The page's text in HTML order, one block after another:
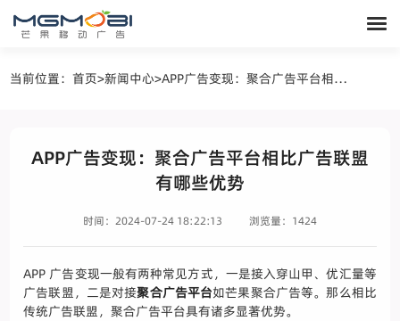
当前位置：首页>新闻中心> APP广告变现：聚合广告平台相比广告联盟有哪些优势
APP广告变现：聚合广告平台相比广告联盟
有哪些优势
时间：2024-07-24 18:22:13 浏览量：1424
APP 广告变现一般有两种常见方式，一是接入穿山甲、优汇量等
广告联盟，二是对接聚合广告平台如芒果聚合广告等。那么相比
传统广告联盟，聚合广告平台具有诸多显著优势。